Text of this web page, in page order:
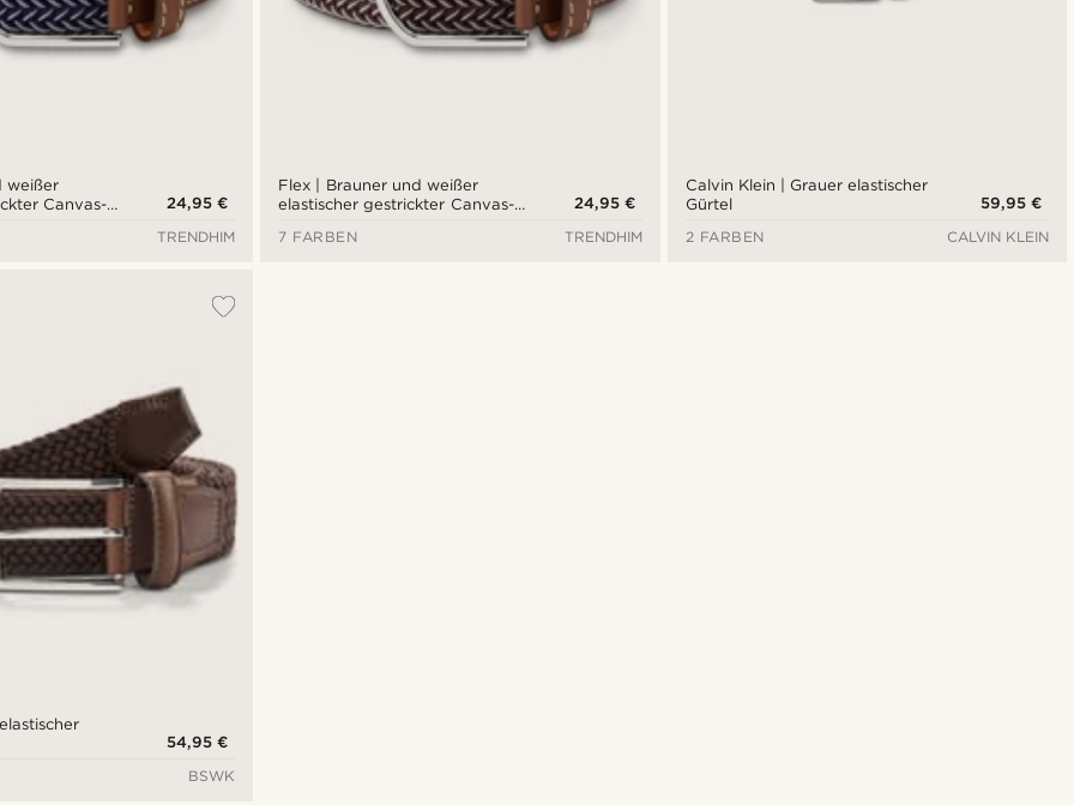
weißer
Canvas-
24,95 €
TRENDHIM
Flex | Brauner und weißer
elastischer gestrickter Canvas-
24,95 €
7 FARBEN
TRENDHIM
Calvin Klein | Grauer elastischer
Gürtel
59,95 €
2 FARBEN
CALVIN KLEIN
54,95 €
BSWK